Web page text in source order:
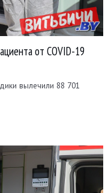
от COVID-19
вылечили 88 701